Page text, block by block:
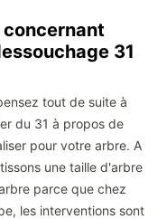
31
tout de suite à
du 31 à propos de
pour votre arbre. A
une taille d'arbre
parce que chez
les interventions sont